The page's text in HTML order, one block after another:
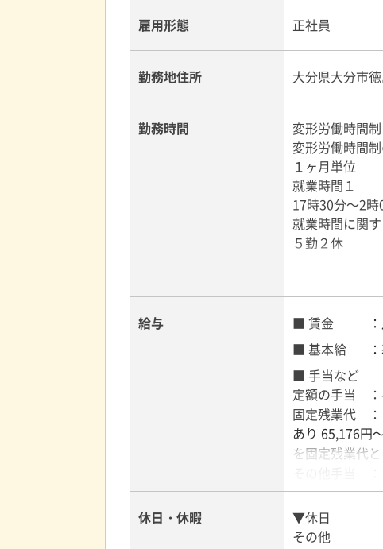
雇用形態 正社員
勤務地住所 大分県大分市
勤務時間
変形労働時間制
変形労働時間
１ヶ月単位
就業時間１
17時30分～2時
就業時間に関
５勤２休
給与 ■ 賃金 ：
■ 基本給
：
■ 手当など
定額の手当 ：
固定残業代 ：
あり 65,176円
を固定残業代
休日・休暇
▼休日
その他